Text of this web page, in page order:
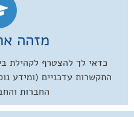
מזהה
כדאי לך להצטרף לקהילת
התקשרות עדכניים (ומידע
החברות